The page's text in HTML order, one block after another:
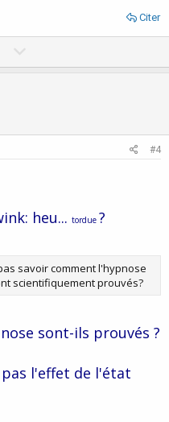
Citer
o
#4
heu... tordue ?
savoir comment l'hypnose
scientifiquement prouvés?
sont-ils prouvés ?
l'effet de l'état